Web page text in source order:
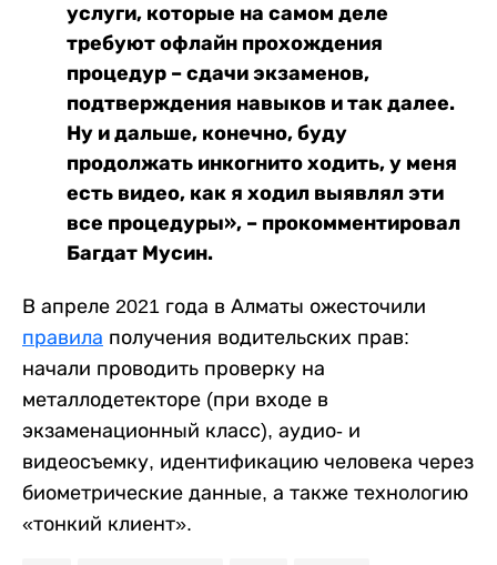
услуги, которые на самом деле
требуют офлайн прохождения
процедур – сдачи экзаменов,
подтверждения навыков и так далее.
Ну и дальше, конечно, буду
продолжать инкогнито ходить, у меня
есть видео, как я ходил выявлял эти
все процедуры», – прокомментировал
Багдат Мусин.
В апреле 2021 года в Алматы ожесточили
правила получения водительских прав:
начали проводить проверку на
металлодетекторе (при входе в
экзаменационный класс), аудио- и
видеосъемку, идентификацию человека через
биометрические данные, а также технологию
«тонкий клиент».